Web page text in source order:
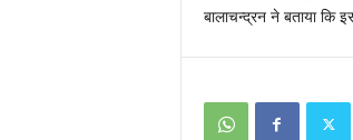
बालाचन्‍द्रन ने बताया कि